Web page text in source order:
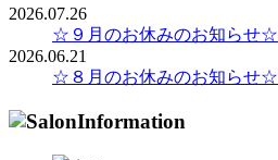
2026.07.26
☆９月のお休みのお知らせ☆
2026.06.21
☆８月のお休みのお知らせ☆